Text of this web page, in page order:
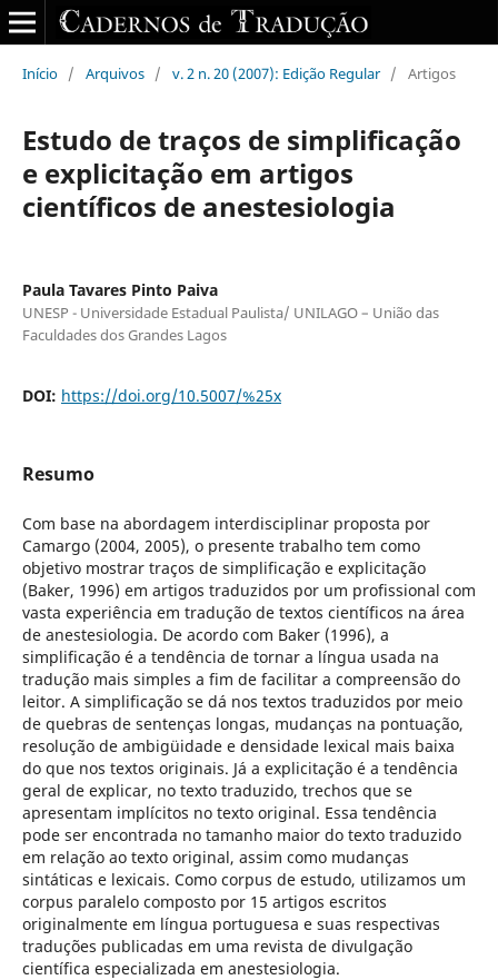
Início / Arquivos / v. 2 n. 20 (2007): Edição Regular / Artigos
Estudo de traços de simplificação
e explicitação em artigos
científicos de anestesiologia
Paula Tavares Pinto Paiva
UNESP - Universidade Estadual Paulista/ UNILAGO – União das
Faculdades dos Grandes Lagos
DOI: https://doi.org/10.5007/%25x
Resumo
Com base na abordagem interdisciplinar proposta por
Camargo (2004, 2005), o presente trabalho tem como
objetivo mostrar traços de simplificação e explicitação
(Baker, 1996) em artigos traduzidos por um profissional com
vasta experiência em tradução de textos científicos na área
de anestesiologia. De acordo com Baker (1996), a
simplificação é a tendência de tornar a língua usada na
tradução mais simples a fim de facilitar a compreensão do
leitor. A simplificação se dá nos textos traduzidos por meio
de quebras de sentenças longas, mudanças na pontuação,
resolução de ambigüidade e densidade lexical mais baixa
do que nos textos originais. Já a explicitação é a tendência
geral de explicar, no texto traduzido, trechos que se
apresentam implícitos no texto original. Essa tendência
pode ser encontrada no tamanho maior do texto traduzido
em relação ao texto original, assim como mudanças
sintáticas e lexicais. Como corpus de estudo, utilizamos um
corpus paralelo composto por 15 artigos escritos
originalmente em língua portuguesa e suas respectivas
traduções publicadas em uma revista de divulgação
científica especializada em anestesiologia.